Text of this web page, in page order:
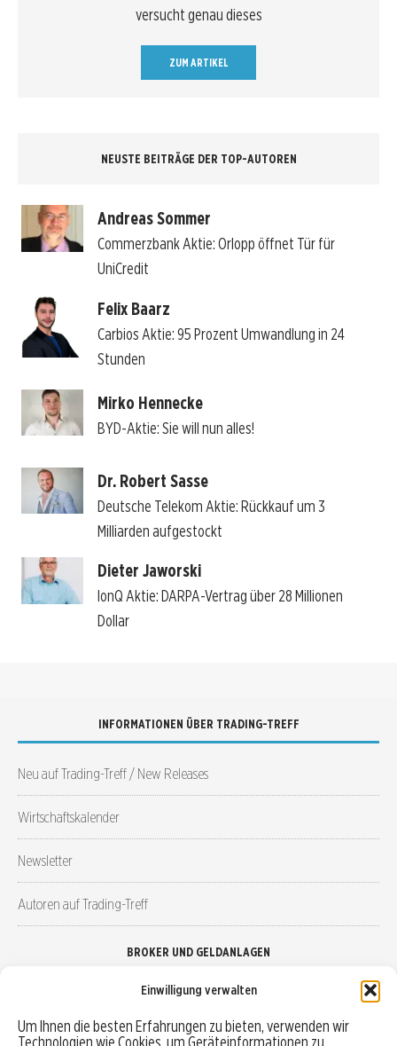
Einwilligung verwalten
Um Ihnen die besten Erfahrungen zu bieten, verwenden wir
Technologien wie Cookies, um Geräteinformationen zu
versucht genau dieses
ZUM ARTIKEL
NEUSTE BEITRÄGE DER TOP-AUTOREN
Andreas Sommer
Commerzbank Aktie: Orlopp öffnet Tür für
UniCredit
Felix Baarz
Carbios Aktie: 95 Prozent Umwandlung in 24
Stunden
Mirko Hennecke
BYD-Aktie: Sie will nun alles!
Dr. Robert Sasse
Deutsche Telekom Aktie: Rückkauf um 3
Milliarden aufgestockt
Dieter Jaworski
IonQ Aktie: DARPA-Vertrag über 28 Millionen
Dollar
INFORMATIONEN ÜBER TRADING-TREFF
Neu auf Trading-Treff / New Releases
Wirtschaftskalender
Newsletter
Autoren auf Trading-Treff
BROKER UND GELDANLAGEN